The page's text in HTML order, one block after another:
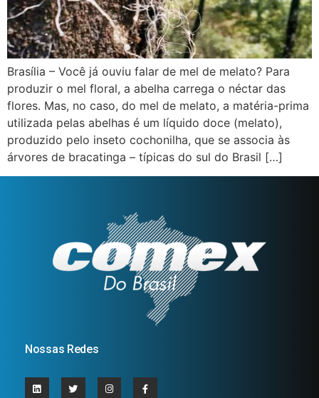
Brasília – Você já ouviu falar de mel de melato? Para
produzir o mel floral, a abelha carrega o néctar das
flores. Mas, no caso, do mel de melato, a matéria-prima
utilizada pelas abelhas é um líquido doce (melato),
produzido pelo inseto cochonilha, que se associa às
árvores de bracatinga – típicas do sul do Brasil […]
Nossas Redes